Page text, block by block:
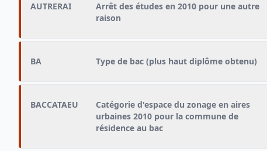
AUTRERAI
Arrêt des études en 2010 pour une autre
raison
BA Type de bac (plus haut diplôme obtenu)
BACCATAEU
Catégorie d'espace du zonage en aires
urbaines 2010 pour la commune de
résidence au bac